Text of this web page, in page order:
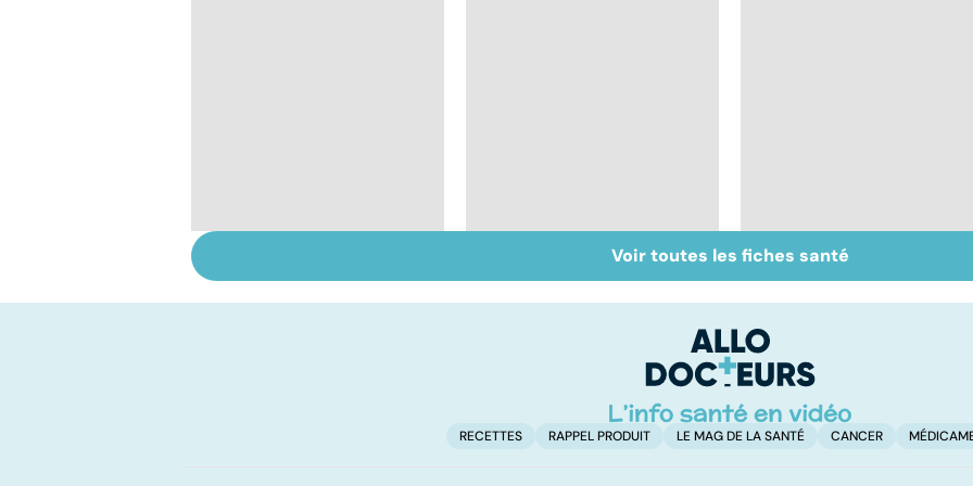
hormonal : et si
Tout savoir sur les
infections
Inflammation des
amygdales : que faire
Voir toutes les fiches santé
RECETTES RAPPEL PRODUIT LE MAG DE LA SANTÉ CANCER